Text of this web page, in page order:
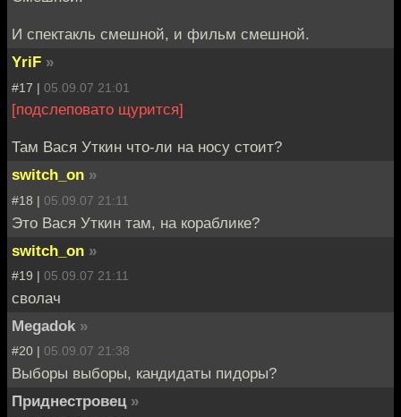
И спектакль смешной, и фильм смешной.
YriF »
#17 | 05.09.07 21:01
[подслеповато щурится]
Там Вася Уткин что-ли на носу стоит?
switch_on »
#18 | 05.09.07 21:11
Это Вася Уткин там, на кораблике?
switch_on »
#19 | 05.09.07 21:11
сволач
Megadok »
#20 | 05.09.07 21:38
Выборы выборы, кандидаты пидоры?
Приднестровец »